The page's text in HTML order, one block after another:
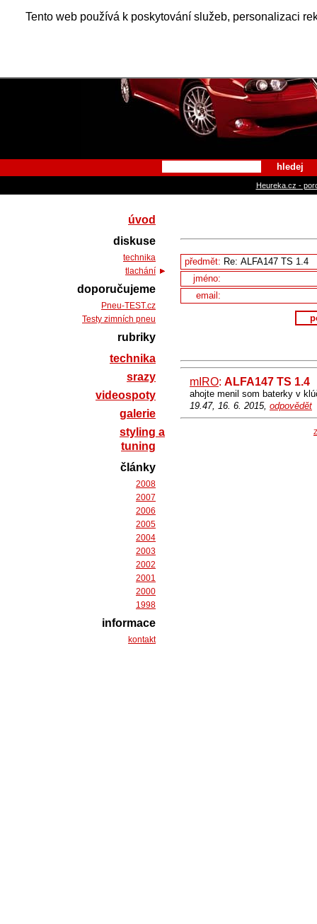
Tento web používá k poskytování služeb, personalizaci
Alfa
hledej
Heureka.cz -
předmět:
jméno:
email:
mIRO: ALFA147 TS 1.4
ahojte menil som baterky v
19.47, 16. 6. 2015, odpovědět
úvod
diskuse
technika
tlachání
doporučujeme
Pneu-TEST.cz
Testy zimních pneu
rubriky
technika
srazy
videospoty
galerie
styling a
tuning
články
2008
2007
2006
2005
2004
2003
2002
2001
2000
1998
informace
kontakt